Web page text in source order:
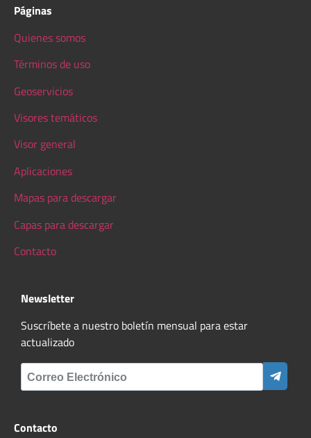
Páginas
Quienes somos
Términos de uso
Geoservicios
Visores temáticos
Visor general
Aplicaciones
Mapas para descargar
Capas para descargar
Contacto
Newsletter
Suscríbete a nuestro boletín mensual para estar
actualizado
Contacto